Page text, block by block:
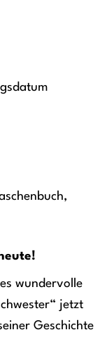
wundervolle
jetzt
Geschichte